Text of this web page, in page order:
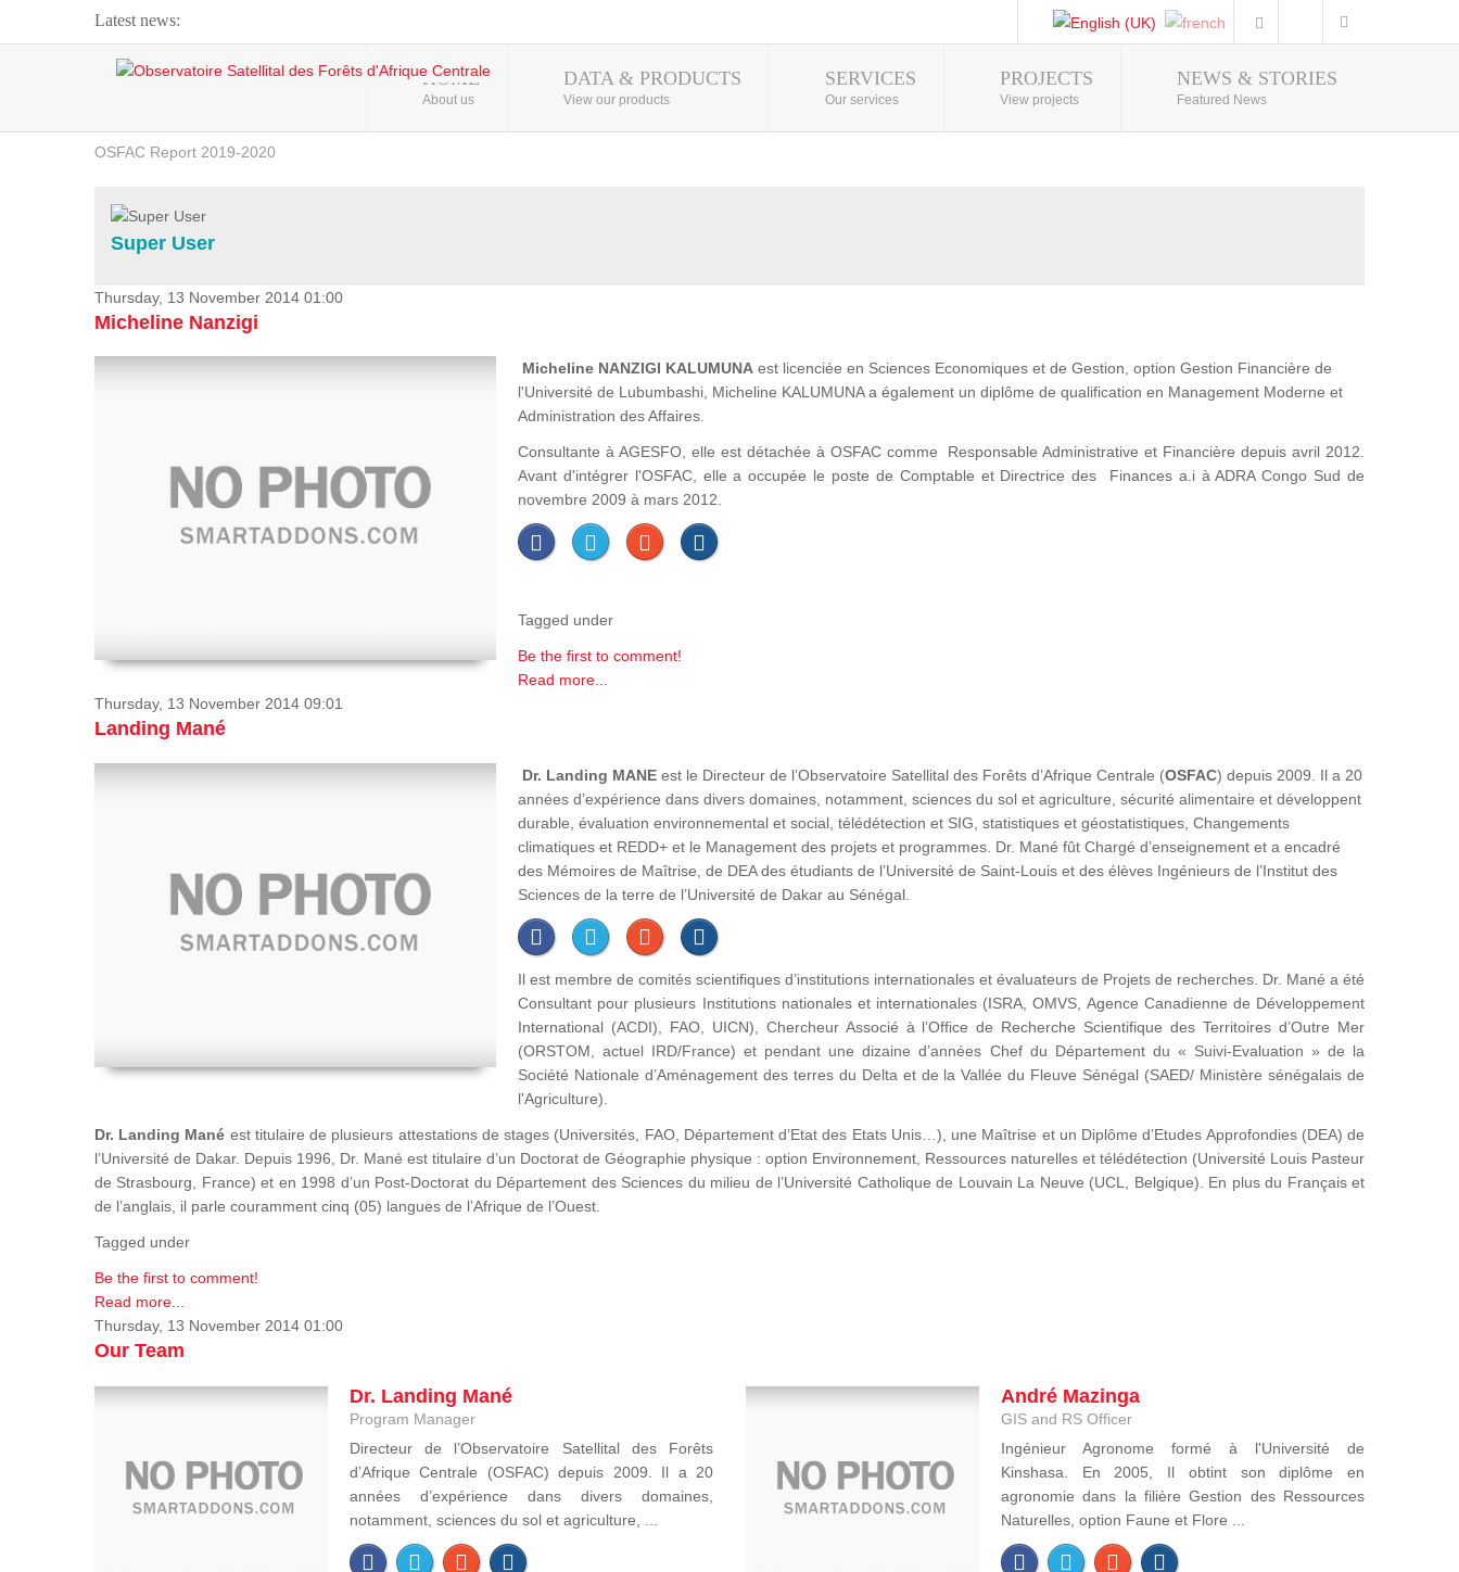
Latest news:
Webinar about Large Scale Monitoring and Land ...
OSFAC Video - Addressing climate change from the ...
OSFAC Report 2019-2020
Flooding and Erosion in Kinshasa - Open Cities ...
Photo Gallery
HOME
About us
DATA & PRODUCTS
View our products
SERVICES
Our services
PROJECTS
View projects
NEWS & STORIES
Featured News
Super User
Thursday, 13 November 2014 01:00
Micheline Nanzigi
Micheline NANZIGI KALUMUNA est licenciée en Sciences Economiques et de Gestion, option Gestion Financière de
l'Université de Lubumbashi, Micheline KALUMUNA a également un diplôme de qualification en Management Moderne et
Administration des Affaires.
Consultante à AGESFO, elle est détachée à OSFAC comme Responsable Administrative et Financière depuis avril 2012.
Avant d'intégrer l'OSFAC, elle a occupée le poste de Comptable et Directrice des Finances a.i à ADRA Congo Sud de
novembre 2009 à mars 2012.
Tagged under
Be the first to comment!
Read more...
Thursday, 13 November 2014 09:01
Landing Mané
Dr. Landing MANE est le Directeur de l’Observatoire Satellital des Forêts d’Afrique Centrale (OSFAC) depuis 2009. Il a 20
années d’expérience dans divers domaines, notamment, sciences du sol et agriculture, sécurité alimentaire et développent
durable, évaluation environnemental et social, télédétection et SIG, statistiques et géostatistiques, Changements
climatiques et REDD+ et le Management des projets et programmes. Dr. Mané fût Chargé d’enseignement et a encadré
des Mémoires de Maîtrise, de DEA des étudiants de l’Université de Saint-Louis et des élèves Ingénieurs de l’Institut des
Sciences de la terre de l’Université de Dakar au Sénégal.
Il est membre de comités scientifiques d’institutions internationales et évaluateurs de Projets de recherches. Dr. Mané a été
Consultant pour plusieurs Institutions nationales et internationales (ISRA, OMVS, Agence Canadienne de Développement
International (ACDI), FAO, UICN), Chercheur Associé à l’Office de Recherche Scientifique des Territoires d’Outre Mer
(ORSTOM, actuel IRD/France) et pendant une dizaine d’années Chef du Département du « Suivi-Evaluation » de la
Société Nationale d’Aménagement des terres du Delta et de la Vallée du Fleuve Sénégal (SAED/ Ministère sénégalais de
l'Agriculture).
Dr. Landing Mané est titulaire de plusieurs attestations de stages (Universités, FAO, Département d’Etat des Etats Unis…), une Maîtrise et un Diplôme d’Etudes Approfondies (DEA) de
l’Université de Dakar. Depuis 1996, Dr. Mané est titulaire d’un Doctorat de Géographie physique : option Environnement, Ressources naturelles et télédétection (Université Louis Pasteur
de Strasbourg, France) et en 1998 d’un Post-Doctorat du Département des Sciences du milieu de l’Université Catholique de Louvain La Neuve (UCL, Belgique). En plus du Français et
de l’anglais, il parle couramment cinq (05) langues de l’Afrique de l’Ouest.
Tagged under
Be the first to comment!
Read more...
Thursday, 13 November 2014 01:00
Our Team
Dr. Landing Mané
Program Manager
Directeur de l’Observatoire Satellital des Forêts
d’Afrique Centrale (OSFAC) depuis 2009. Il a 20
années d’expérience dans divers domaines,
notamment, sciences du sol et agriculture, ...
André Mazinga
GIS and RS Officer
Ingénieur Agronome formé à l'Université de
Kinshasa. En 2005, Il obtint son diplôme en
agronomie dans la filière Gestion des Ressources
Naturelles, option Faune et Flore ...